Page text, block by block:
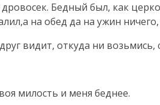
Бедный был, как
на обед да на ужин
видит, откуда ни возьмись,
милость и меня беднее.